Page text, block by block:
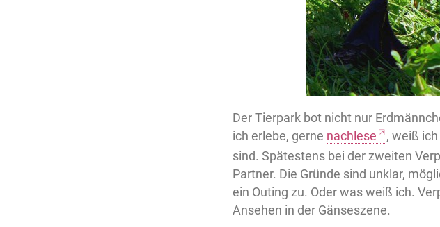
Der Tierpark bot nicht nur
ich erlebe, gerne nachlese
, weiß
sind. Spätestens bei der zweiten
Partner. Die Gründe sind unklar,
ein Outing zu. Oder was weiß ich.
Ansehen in der Gänseszene.